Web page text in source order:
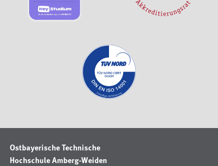
Ostbayerische Technische
Hochschule Amberg-Weiden